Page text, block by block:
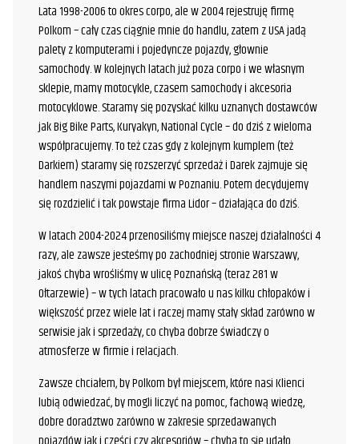
Lata 1998-2006 to okres corpo, ale w 2004 rejestruję firmę
Polkom – cały czas ciągnie mnie do handlu, zatem z USA jadą
palety z komputerami i pojedyncze pojazdy, głownie
samochody. W kolejnych latach już poza corpo i we własnym
sklepie, mamy motocykle, czasem samochody i akcesoria
motocyklowe. Staramy się pozyskać kilku uznanych dostawców
jak Big Bike Parts, Kuryakyn, National Cycle – do dziś z wieloma
współpracujemy. To też czas gdy z kolejnym kumplem (też
Darkiem) staramy się rozszerzyć sprzedaż i Darek zajmuje się
handlem naszymi pojazdami w Poznaniu. Potem decydujemy
się rozdzielić i tak powstaje firma Lidor – działająca do dziś.
W latach 2004-2024 przenosiliśmy miejsce naszej działalności 4
razy, ale zawsze jesteśmy po zachodniej stronie Warszawy,
jakoś chyba wrośliśmy w ulicę Poznańską (teraz 281 w
Ołtarzewie) – w tych latach pracowało u nas kilku chłopaków i
większość przez wiele lat i raczej mamy stały skład zarówno w
serwisie jak i sprzedaży, co chyba dobrze świadczy o
atmosferze w firmie i relacjach.
Zawsze chciałem, by Polkom był miejscem, które nasi Klienci
lubią odwiedzać, by mogli liczyć na pomoc, fachową wiedzę,
dobre doradztwo zarówno w zakresie sprzedawanych